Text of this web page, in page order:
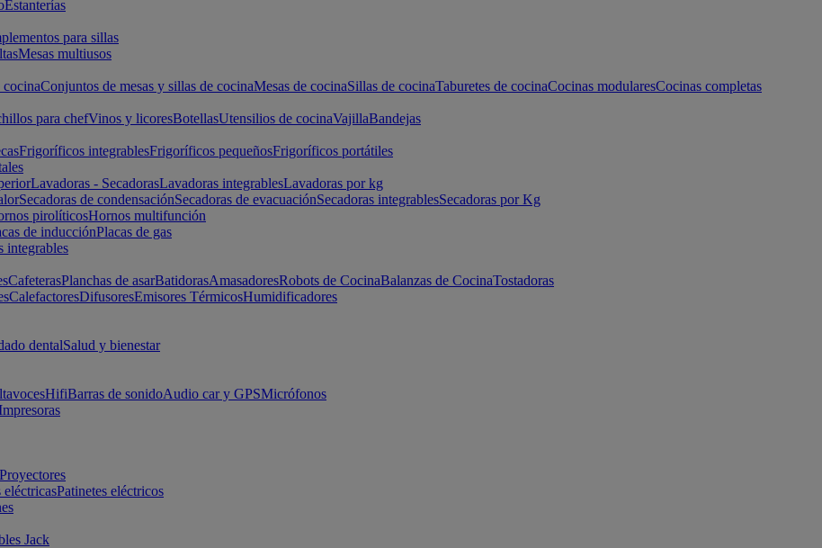
Estanterías
para sillas
Mesas multiusos
Conjuntos de mesas y sillas de cocinaMesas de cocinaSillas de cocinaTaburetes de cocinaCocinas modularesCocinas completas
para chefVinos y licoresBotellasUtensilios de cocinaVajillaBandejas
Frigoríficos integrablesFrigoríficos pequeñosFrigoríficos portátiles
Lavadoras - SecadorasLavadoras integrablesLavadoras por kg
Secadoras de condensaciónSecadoras de evacuaciónSecadoras integrablesSecadoras por Kg
pirolíticosHornos multifunción
de inducciónPlacas de gas
integrables
CafeterasPlanchas de asarBatidorasAmasadoresRobots de CocinaBalanzas de CocinaTostadoras
CalefactoresDifusoresEmisores TérmicosHumidificadores
dentalSalud y bienestar
HifiBarras de sonidoAudio car y GPSMicrófonos
Proyectores
Patinetes eléctricos
Jack